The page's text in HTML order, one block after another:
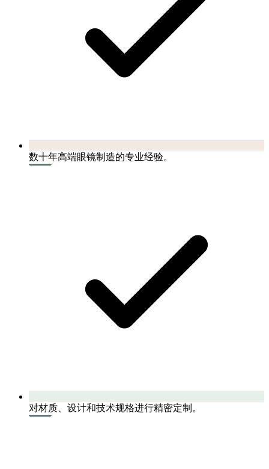
数十年高端眼镜制造的专业经验。
对材质、设计和技术规格进行精密定制。